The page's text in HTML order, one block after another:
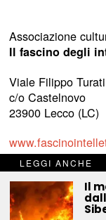
Associazione
Il fascino degli
Viale Filippo
c/o Castelnovo
23900 Lecco (LC)
Per segnalare
riservato,
LEGGI ANCHE
Il